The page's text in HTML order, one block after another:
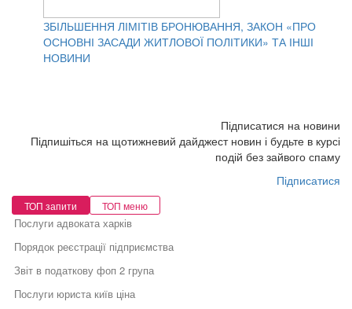
ЗБІЛЬШЕННЯ ЛІМІТІВ БРОНЮВАННЯ, ЗАКОН «ПРО
ОСНОВНІ ЗАСАДИ ЖИТЛОВОЇ ПОЛІТИКИ» ТА ІНШІ
НОВИНИ
Підписатися на новини
Підпишіться на щотижневий дайджест новин і будьте в курсі
подій без зайвого спаму
Підписатися
ТОП запити ТОП меню
Послуги адвоката харків
Порядок реєстрації підприємства
Звіт в податкову фоп 2 група
Послуги юриста київ ціна